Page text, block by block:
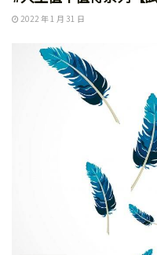
2022 年 1 月 31 日